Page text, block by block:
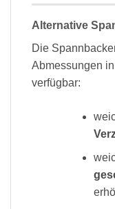
Alternative
Die
Abmessungen
verfügbar: